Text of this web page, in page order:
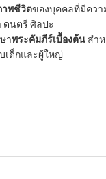
พชีวิตของบุคคลที่มีควา
ดนตรี ศิลปะ
าพระคัมภีร์เบื้องต้น สำ
เด็กและผู้ใหญ่